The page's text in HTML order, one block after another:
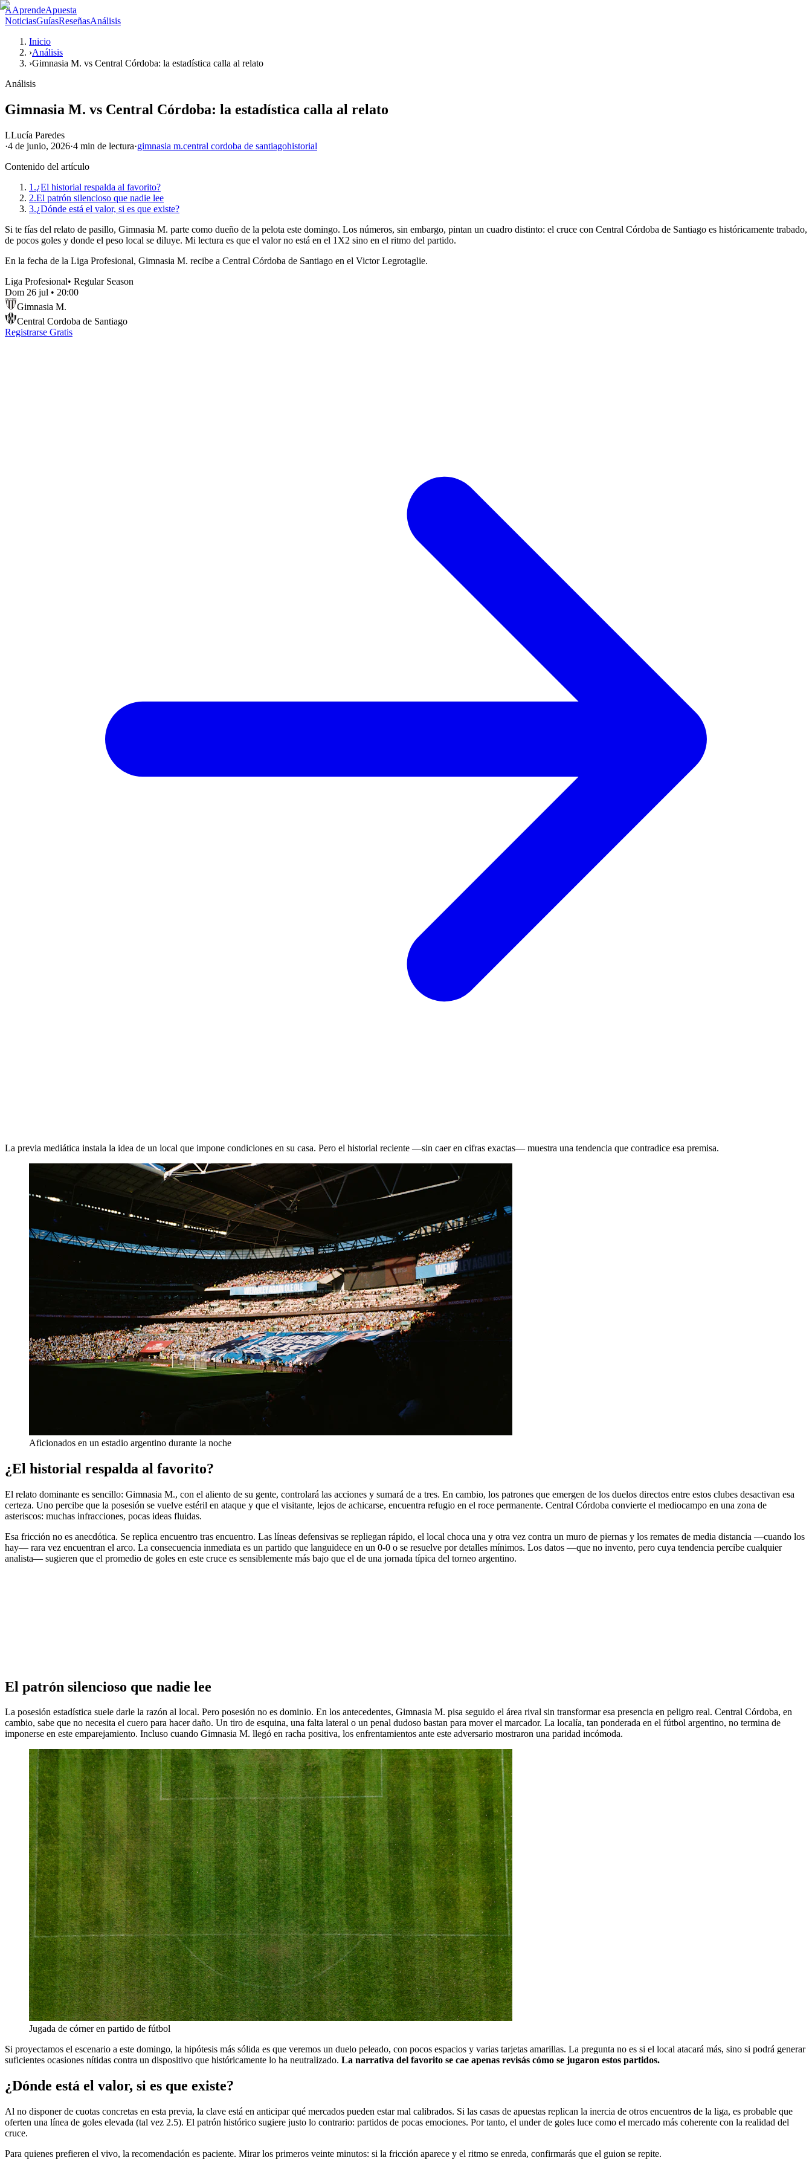
AAprendeApuesta
NoticiasGuíasReseñasAnálisis
Inicio
›Análisis
›Gimnasia M. vs Central Córdoba: la estadística calla al relato
Análisis
Gimnasia M. vs Central Córdoba: la estadística calla al relato
LLucía Paredes
·4 de junio, 2026·4 min de lectura·gimnasia m.central cordoba de santiagohistorial
Contenido del artículo
1.¿El historial respalda al favorito?
2.El patrón silencioso que nadie lee
3.¿Dónde está el valor, si es que existe?
Si te fías del relato de pasillo, Gimnasia M. parte como dueño de la pelota este domingo. Los números, sin embargo, pintan un cuadro distinto: el cruce con Central Córdoba de Santiago es históricamente trabado,
de pocos goles y donde el peso local se diluye. Mi lectura es que el valor no está en el 1X2 sino en el ritmo del partido.
En la fecha de la Liga Profesional, Gimnasia M. recibe a Central Córdoba de Santiago en el Victor Legrotaglie.
Liga Profesional• Regular Season
Dom 26 jul • 20:00
Gimnasia M.
Central Cordoba de Santiago
Registrarse Gratis
La previa mediática instala la idea de un local que impone condiciones en su casa. Pero el historial reciente —sin caer en cifras exactas— muestra una tendencia que contradice esa premisa.
Aficionados en un estadio argentino durante la noche
¿El historial respalda al favorito?
El relato dominante es sencillo: Gimnasia M., con el aliento de su gente, controlará las acciones y sumará de a tres. En cambio, los patrones que emergen de los duelos directos entre estos clubes desactivan esa
certeza. Uno percibe que la posesión se vuelve estéril en ataque y que el visitante, lejos de achicarse, encuentra refugio en el roce permanente. Central Córdoba convierte el mediocampo en una zona de
asteriscos: muchas infracciones, pocas ideas fluidas.
Esa fricción no es anecdótica. Se replica encuentro tras encuentro. Las líneas defensivas se repliegan rápido, el local choca una y otra vez contra un muro de piernas y los remates de media distancia —cuando los
hay— rara vez encuentran el arco. La consecuencia inmediata es un partido que languidece en un 0-0 o se resuelve por detalles mínimos. Los datos —que no invento, pero cuya tendencia percibe cualquier
analista— sugieren que el promedio de goles en este cruce es sensiblemente más bajo que el de una jornada típica del torneo argentino.
El patrón silencioso que nadie lee
La posesión estadística suele darle la razón al local. Pero posesión no es dominio. En los antecedentes, Gimnasia M. pisa seguido el área rival sin transformar esa presencia en peligro real. Central Córdoba, en
cambio, sabe que no necesita el cuero para hacer daño. Un tiro de esquina, una falta lateral o un penal dudoso bastan para mover el marcador. La localía, tan ponderada en el fútbol argentino, no termina de
imponerse en este emparejamiento. Incluso cuando Gimnasia M. llegó en racha positiva, los enfrentamientos ante este adversario mostraron una paridad incómoda.
Jugada de córner en partido de fútbol
Si proyectamos el escenario a este domingo, la hipótesis más sólida es que veremos un duelo peleado, con pocos espacios y varias tarjetas amarillas. La pregunta no es si el local atacará más, sino si podrá generar
suficientes ocasiones nítidas contra un dispositivo que históricamente lo ha neutralizado. La narrativa del favorito se cae apenas revisás cómo se jugaron estos partidos.
¿Dónde está el valor, si es que existe?
Al no disponer de cuotas concretas en esta previa, la clave está en anticipar qué mercados pueden estar mal calibrados. Si las casas de apuestas replican la inercia de otros encuentros de la liga, es probable que
oferten una línea de goles elevada (tal vez 2.5). El patrón histórico sugiere justo lo contrario: partidos de pocas emociones. Por tanto, el under de goles luce como el mercado más coherente con la realidad del
cruce.
Para quienes prefieren el vivo, la recomendación es paciente. Mirar los primeros veinte minutos: si la fricción aparece y el ritmo se enreda, confirmarás que el guion se repite.